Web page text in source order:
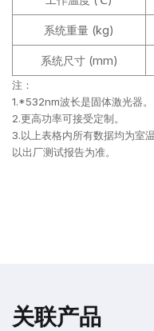
系统重量 (kg)
系统尺寸 (mm)
注：
1.*532nm波长是固体激光器。
2.更高功率可接受定制。
3.以上表格内所有数据均为室
以出厂测试报告为准。
关联产品